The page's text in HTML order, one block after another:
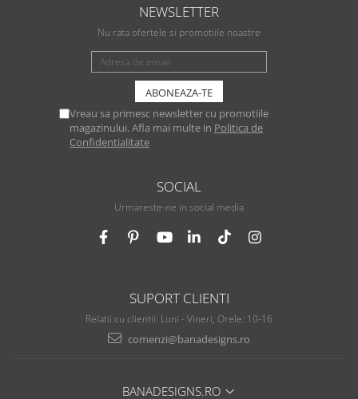
NEWSLETTER
Nu rata ofertele si promotiile noastre
Vreau sa primesc newsletter cu promotiile
magazinului. Afla mai multe in Politica de
Confidentialitate
SOCIAL
Urmareste-ne in social media
SUPORT CLIENTI
Relatii cu clientii: Luni - Vineri, Orele: 10-16
comenzi@banadesigns.ro
BANADESIGNS.RO